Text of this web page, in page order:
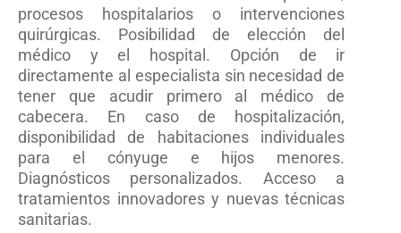
procesos hospitalarios o intervenciones
quirúrgicas. Posibilidad de elección del
médico y el hospital. Opción de ir
directamente al especialista sin necesidad de
tener que acudir primero al médico de
cabecera. En caso de hospitalización,
disponibilidad de habitaciones individuales
para el cónyuge e hijos menores.
Diagnósticos personalizados. Acceso a
tratamientos innovadores y nuevas técnicas
sanitarias.